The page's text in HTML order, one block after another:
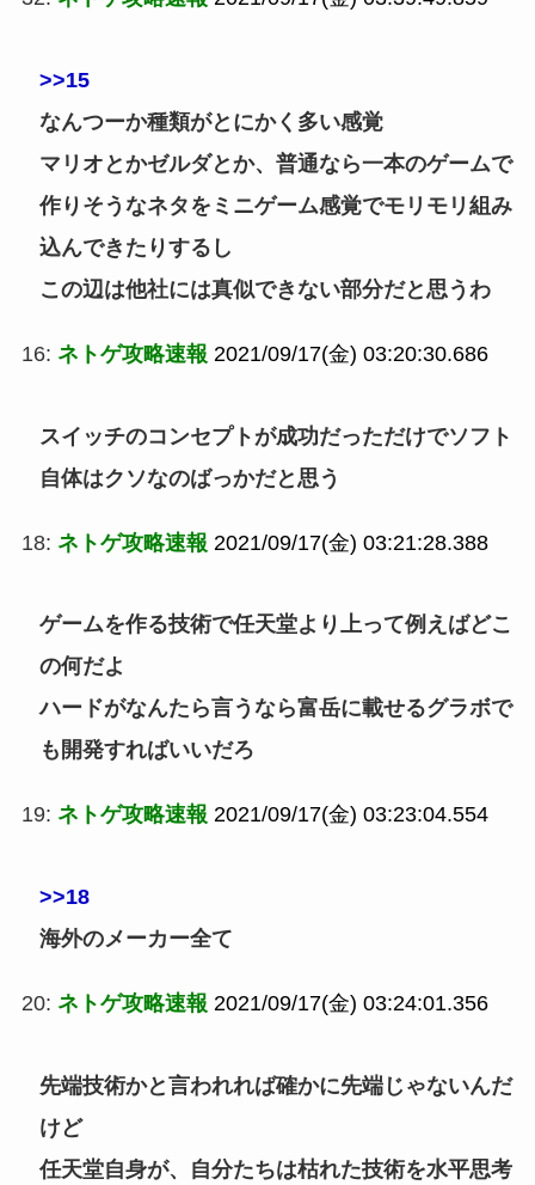
>>15
なんつーか種類がとにかく多い感覚
マリオとかゼルダとか、普通なら一本のゲームで
作りそうなネタをミニゲーム感覚でモリモリ組み
込んできたりするし
この辺は他社には真似できない部分だと思うわ
16: ネトゲ攻略速報 2021/09/17(金) 03:20:30.686
スイッチのコンセプトが成功だっただけでソフト
自体はクソなのばっかだと思う
18: ネトゲ攻略速報 2021/09/17(金) 03:21:28.388
ゲームを作る技術で任天堂より上って例えばどこ
の何だよ
ハードがなんたら言うなら富岳に載せるグラボで
も開発すればいいだろ
19: ネトゲ攻略速報 2021/09/17(金) 03:23:04.554
>>18
海外のメーカー全て
20: ネトゲ攻略速報 2021/09/17(金) 03:24:01.356
先端技術かと言われれば確かに先端じゃないんだ
けど
任天堂自身が、自分たちは枯れた技術を水平思考